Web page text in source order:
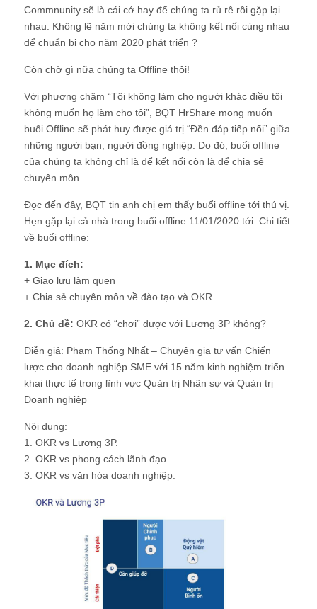
Commnunity sẽ là cái cớ hay để chúng ta rủ rê rồi gặp lại
nhau. Không lẽ năm mới chúng ta không kết nối cùng nhau
để chuẩn bị cho năm 2020 phát triển ?
Còn chờ gì nữa chúng ta Offline thôi!
Với phương châm “Tôi không làm cho người khác điều tôi
không muốn họ làm cho tôi”, BQT HrShare mong muốn
buổi Offline sẽ phát huy được giá trị “Đền đáp tiếp nối” giữa
những người bạn, người đồng nghiệp. Do đó, buổi offline
của chúng ta không chỉ là để kết nối còn là để chia sẻ
chuyên môn.
Đọc đến đây, BQT tin anh chị em thấy buổi offline tới thú vị.
Hẹn gặp lại cả nhà trong buổi offline 11/01/2020 tới. Chi tiết
về buổi offline:
1. Mục đích:
+ Giao lưu làm quen
+ Chia sẻ chuyên môn về đào tạo và OKR
2. Chủ đề: OKR có “chơi” được với Lương 3P không?
Diễn giả: Phạm Thống Nhất – Chuyên gia tư vấn Chiến
lược cho doanh nghiệp SME với 15 năm kinh nghiệm triển
khai thực tế trong lĩnh vực Quản trị Nhân sự và Quản trị
Doanh nghiệp
Nội dung:
1. OKR vs Lương 3P.
2. OKR vs phong cách lãnh đạo.
3. OKR vs văn hóa doanh nghiệp.